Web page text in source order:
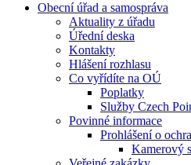
Obecní úřad a samospráva
Aktuality z úřadu
Úřední deska
Kontakty
Hlášení rozhlasu
Co vyřídíte na OÚ
Poplatky
Služby Czech
Povinné informace
Prohlášení o
Kamerový